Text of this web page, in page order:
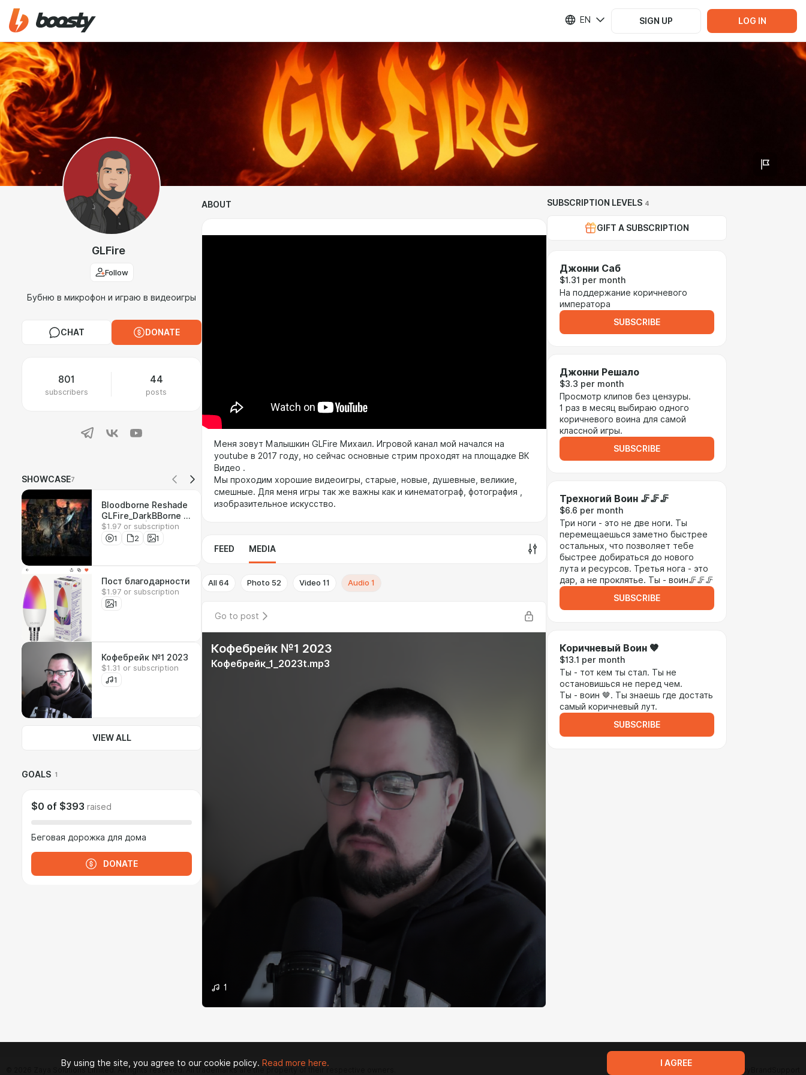
EN SIGN UP LOG IN
GLFire
Follow
Бубню в микрофон и играю в видеоигры
CHAT DONATE
801
subscribers
44
posts
SHOWCASE7
Bloodborne Reshade
GLFire_DarkBBorne +
Mods ENG|RU
$1.97 or subscription
1
2 1
Пост благодарности
$1.97 or subscription
1
Кофебрейк №1 2023
$1.31 or subscription
1
VIEW ALL
GOALS 1
$0 of $393 raised
Беговая дорожка для дома
DONATE
ABOUT
Меня зовут Малышкин GLFire Михаил. Игровой канал мой начался на
youtube в 2017 году, но сейчас основные стрим проходят на площадке ВК
Видео .
Мы проходим хорошие видеоигры, старые, новые, душевные, великие,
смешные. Для меня игры так же важны как и кинематограф, фотография ,
изобразительное искусство.
FEED MEDIA
All64 Photo 52 Video 11 Audio 1
Go to post
Кофебрейк №1 2023
Кофебрейк_1_2023t.mp3
1
SUBSCRIPTION LEVELS 4
GIFT A SUBSCRIPTION
Джонни Саб
$1.31 per month
На поддержание коричневого
императора
SUBSCRIBE
Джонни Решало
$3.3 per month
Просмотр клипов без цензуры.
1 раз в месяц выбираю одного
коричневого воина для самой
классной игры.
SUBSCRIBE
Трехногий Воин 🦵🦵🦵
$6.6 per month
Три ноги - это не две ноги. Ты
перемещаешься заметно быстрее
остальных, что позволяет тебе
быстрее добираться до нового
лута и ресурсов. Третья нога - это
дар, а не проклятье. Ты - воин🦵🦵🦵
SUBSCRIBE
Коричневый Воин 🤎
$13.1 per month
Ты - тот кем ты стал. Ты не
остановишься не перед чем.
Ты - воин 🤎. Ты знаешь где достать
самый коричневый лут.
SUBSCRIBE
© 2026 Zaya Solutions Limited. All rights reserved. All trademarks are the property of their respective owners. Privacy policy
By using the site, you agree to our cookie policy. Read more here. I AGREE